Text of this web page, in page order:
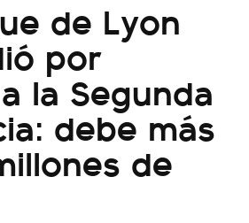
de Lyon
por
la Segunda
debe más
de